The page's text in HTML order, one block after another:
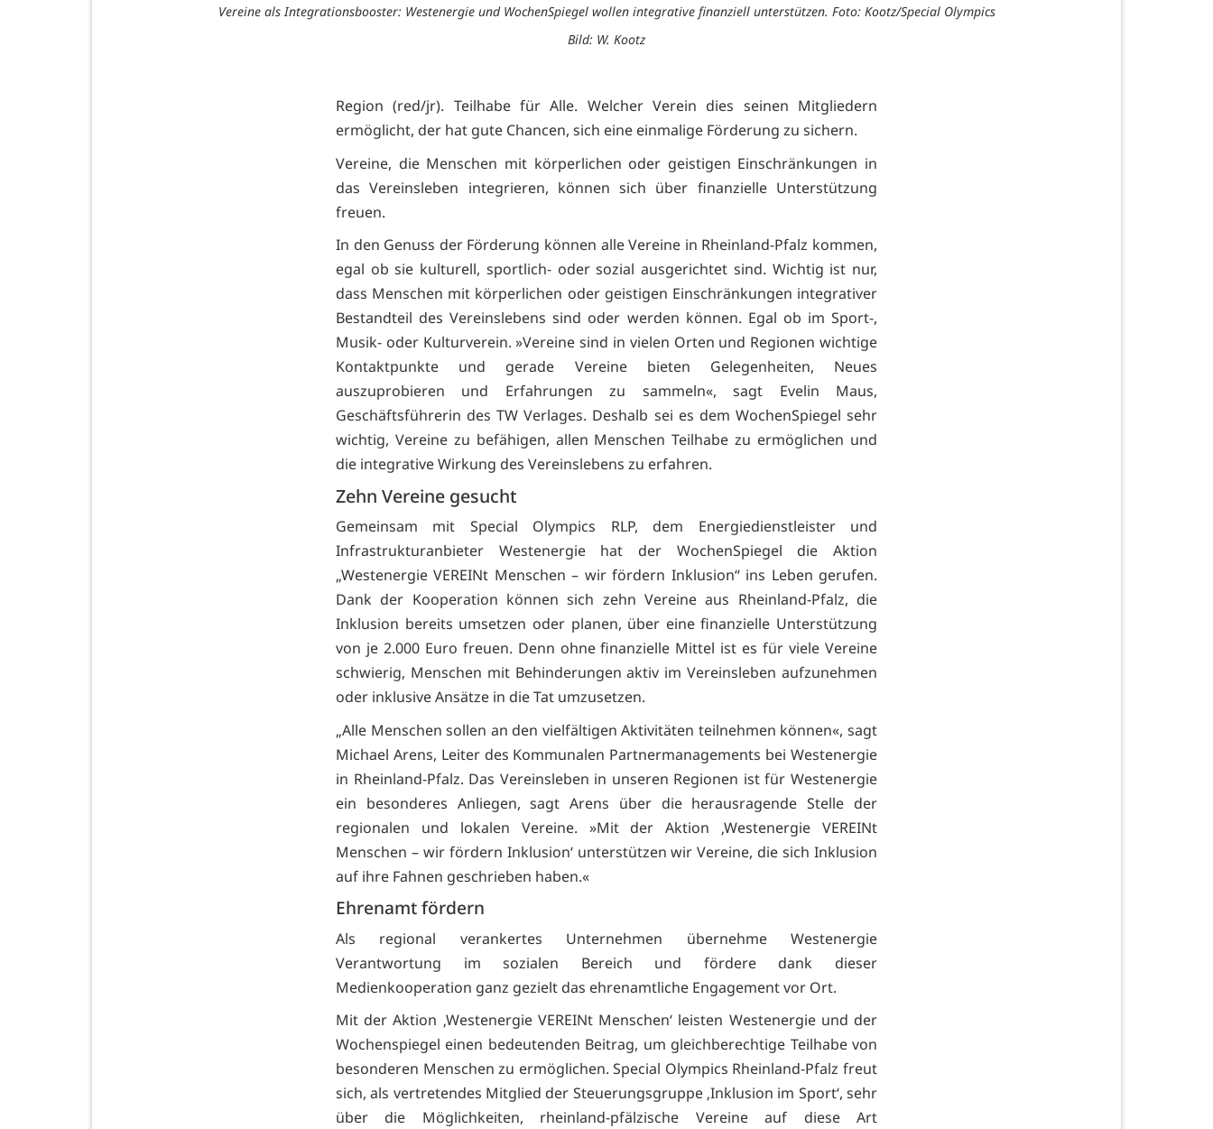
Vereine als Integrationsbooster: Westenergie und WochenSpiegel wollen integrative finanziell unterstützen. Foto: Kootz/Special Olympics
Bild: W. Kootz
Region (red/jr). Teilhabe für Alle. Welcher Verein dies seinen Mitgliedern
ermöglicht, der hat gute Chancen, sich eine einmalige Förderung zu sichern.
Vereine, die Menschen mit körperlichen oder geistigen Einschränkungen in
das Vereinsleben integrieren, können sich über finanzielle Unterstützung
freuen.
In den Genuss der Förderung können alle Vereine in Rheinland-Pfalz kommen,
egal ob sie kulturell, sportlich- oder sozial ausgerichtet sind. Wichtig ist nur,
dass Menschen mit körperlichen oder geistigen Einschränkungen integrativer
Bestandteil des Vereinslebens sind oder werden können. Egal ob im Sport-,
Musik- oder Kulturverein. »Vereine sind in vielen Orten und Regionen wichtige
Kontaktpunkte und gerade Vereine bieten Gelegenheiten, Neues
auszuprobieren und Erfahrungen zu sammeln«, sagt Evelin Maus,
Geschäftsführerin des TW Verlages. Deshalb sei es dem WochenSpiegel sehr
wichtig, Vereine zu befähigen, allen Menschen Teilhabe zu ermöglichen und
die integrative Wirkung des Vereinslebens zu erfahren.
Zehn Vereine gesucht
Gemeinsam mit Special Olympics RLP, dem Energiedienstleister und
Infrastrukturanbieter Westenergie hat der WochenSpiegel die Aktion
„Westenergie VEREINt Menschen – wir fördern Inklusion“ ins Leben gerufen.
Dank der Kooperation können sich zehn Vereine aus Rheinland-Pfalz, die
Inklusion bereits umsetzen oder planen, über eine finanzielle Unterstützung
von je 2.000 Euro freuen. Denn ohne finanzielle Mittel ist es für viele Vereine
schwierig, Menschen mit Behinderungen aktiv im Vereinsleben aufzunehmen
oder inklusive Ansätze in die Tat umzusetzen.
„Alle Menschen sollen an den vielfältigen Aktivitäten teilnehmen können«, sagt
Michael Arens, Leiter des Kommunalen Partnermanagements bei Westenergie
in Rheinland-Pfalz. Das Vereinsleben in unseren Regionen ist für Westenergie
ein besonderes Anliegen, sagt Arens über die herausragende Stelle der
regionalen und lokalen Vereine. »Mit der Aktion ‚Westenergie VEREINt
Menschen – wir fördern Inklusion‘ unterstützen wir Vereine, die sich Inklusion
auf ihre Fahnen geschrieben haben.«
Ehrenamt fördern
Als regional verankertes Unternehmen übernehme Westenergie
Verantwortung im sozialen Bereich und fördere dank dieser
Medienkooperation ganz gezielt das ehrenamtliche Engagement vor Ort.
Mit der Aktion ‚Westenergie VEREINt Menschen‘ leisten Westenergie und der
Wochenspiegel einen bedeutenden Beitrag, um gleichberechtige Teilhabe von
besonderen Menschen zu ermöglichen. Special Olympics Rheinland-Pfalz freut
sich, als vertretendes Mitglied der Steuerungsgruppe ‚Inklusion im Sport‘, sehr
über die Möglichkeiten, rheinland-pfälzische Vereine auf diese Art